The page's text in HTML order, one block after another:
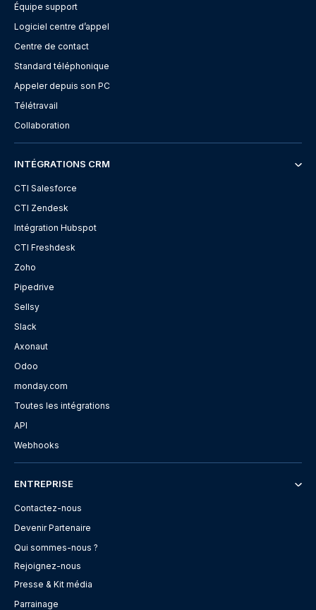
Équipe support
Logiciel centre d’appel
Centre de contact
Standard téléphonique
Appeler depuis son PC
Télétravail
Collaboration
INTÉGRATIONS CRM
CTI Salesforce
CTI Zendesk
Intégration Hubspot
CTI Freshdesk
Zoho
Pipedrive
Sellsy
Slack
Axonaut
Odoo
monday.com
Toutes les intégrations
API
Webhooks
ENTREPRISE
Contactez-nous
Devenir Partenaire
Qui sommes-nous ?
Rejoignez-nous
Presse & Kit média
Parrainage